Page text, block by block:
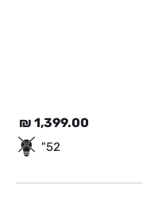
1,399.00
₪
52"